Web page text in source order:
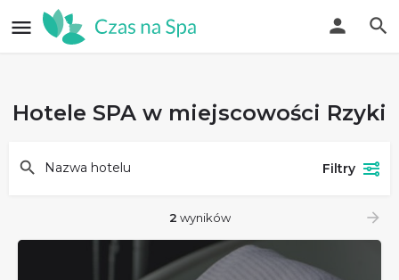
Hotele SPA w miejscowości Rzyki
Filtry
2 wyników